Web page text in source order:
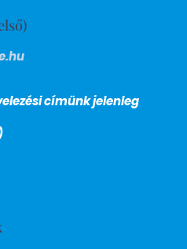
címünk jelenleg